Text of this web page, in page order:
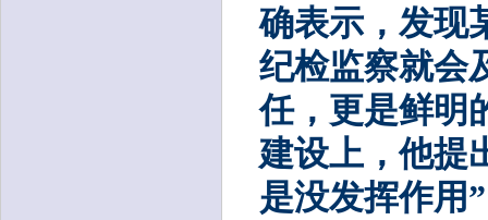
确表示，发现
纪检监察就会
任，更是鲜明
建设上，他提
是没发挥作用